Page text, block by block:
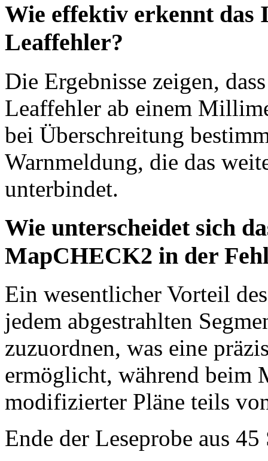
Wie effektiv erkennt das
Leaffehler?
Die Ergebnisse zeigen,
Leaffehler ab einem
bei Überschreitung
Warnmeldung, die das
unterbindet.
Wie unterscheidet sich
MapCHECK2 in der
Ein wesentlicher Vorteil
jedem abgestrahlten
zuzuordnen, was eine
ermöglicht, während beim
modifizierter Pläne teils
Ende der Leseprobe aus